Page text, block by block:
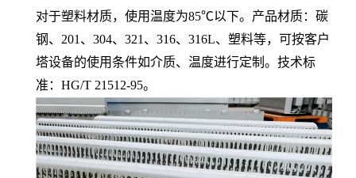
对于塑料材质，使用温度为85℃以下。产品材质：碳
钢、201、304、321、316、316L、塑料等，可按客户
塔设备的使用条件如介质、温度进行定制。技术标
准：HG/T 21512-95。